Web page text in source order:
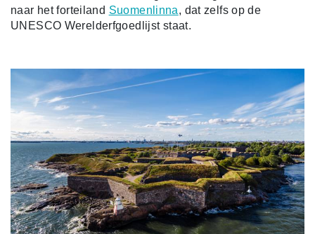
naar het forteiland Suomenlinna, dat zelfs op de
UNESCO Werelderfgoedlijst staat.